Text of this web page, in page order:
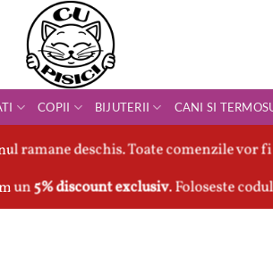
COPII BIJUTERII CANI SI
ramane deschis. Toate comenzile vor
un5% discount exclusiv. Foloseste codul